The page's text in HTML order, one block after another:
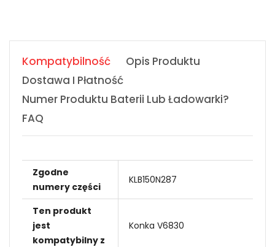
Kompatybilność
Opis Produktu
Dostawa I Płatność
Numer Produktu Baterii Lub Ładowarki?
FAQ
Zgodne
numery części
KLB150N287
Ten produkt
jest
kompatybilny z
Konka V6830